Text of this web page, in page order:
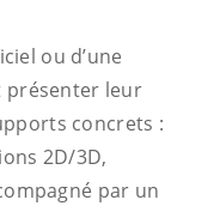
ou d’une
présenter leur
concrets :
2D/3D,
par un